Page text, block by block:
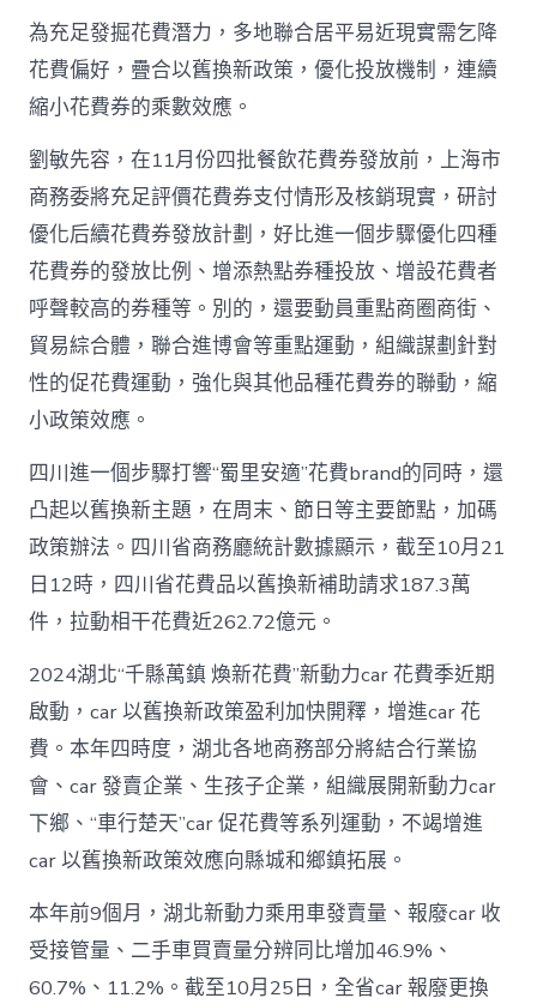
為充足發掘花費潛力，多地聯合居平易近現實需乞降
花費偏好，疊合以舊換新政策，優化投放機制，連續
縮小花費券的乘數效應。
劉敏先容，在11月份四批餐飲花費券發放前，上海市
商務委將充足評價花費券支付情形及核銷現實，研討
優化后續花費券發放計劃，好比進一個步驟優化四種
花費券的發放比例、增添熱點券種投放、增設花費者
呼聲較高的券種等。別的，還要動員重點商圈商街、
貿易綜合體，聯合進博會等重點運動，組織謀劃針對
性的促花費運動，強化與其他品種花費券的聯動，縮
小政策效應。
四川進一個步驟打響“蜀里安適”花費brand的同時，還
凸起以舊換新主題，在周末、節日等主要節點，加碼
政策辦法。四川省商務廳統計數據顯示，截至10月21
日12時，四川省花費品以舊換新補助請求187.3萬
件，拉動相干花費近262.72億元。
2024湖北“千縣萬鎮 煥新花費”新動力car 花費季近期
啟動，car 以舊換新政策盈利加快開釋，增進car 花
費。本年四時度，湖北各地商務部分將結合行業協
會、car 發賣企業、生孩子企業，組織展開新動力car
下鄉、“車行楚天”car 促花費等系列運動，不竭增進
car 以舊換新政策效應向縣城和鄉鎮拓展。
本年前9個月，湖北新動力乘用車發賣量、報廢car 收
受接管量、二手車買賣量分辨同比增加46.9%、
60.7%、11.2%。截至10月25日，全省car 報廢更換